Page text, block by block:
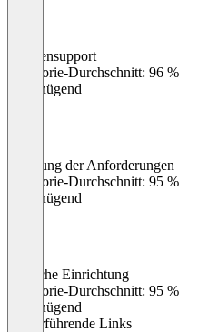
Kundensupport
Kategorie-Durchschnitt: 96 %
Ungenügend
Erfüllung der Anforderungen
Kategorie-Durchschnitt: 95 %
Ungenügend
Einfache Einrichtung
Kategorie-Durchschnitt: 95 %
Ungenügend
Weiterführende Links